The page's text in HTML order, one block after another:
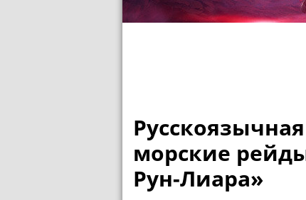
морские
Рун-Лиара»